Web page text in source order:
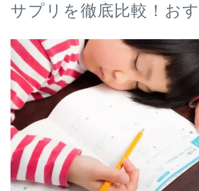
サプリを徹底比較！お